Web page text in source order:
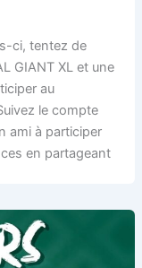
ci, tentez de
GIANT XL et une
au
le compte
ami à participer
en partageant